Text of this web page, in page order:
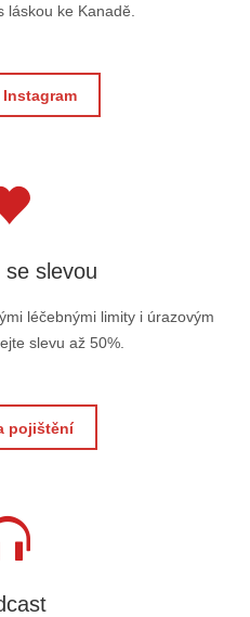
láskou ke Kanadě.
Instagram
slevou
léčebnými limity i úrazovým
slevu až 50%.
pojištění